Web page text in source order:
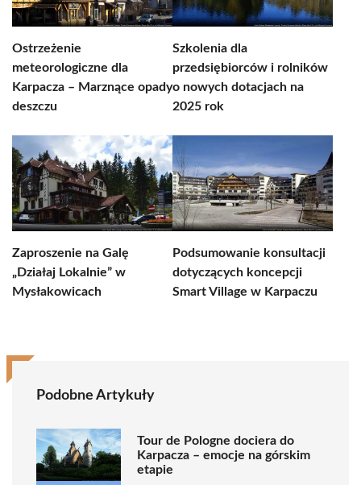
Ostrzeżenie
meteorologiczne dla
Karpacza – Marznące opady
deszczu
Szkolenia dla
przedsiębiorców i rolników
o nowych dotacjach na
2025 rok
Zaproszenie na Galę
„Działaj Lokalnie” w
Mysłakowicach
Podsumowanie konsultacji
dotyczących koncepcji
Smart Village w Karpaczu
Podobne Artykuły
Tour de Pologne dociera do
Karpacza – emocje na górskim
etapie